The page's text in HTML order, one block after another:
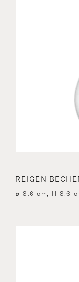
REIGEN
⌀ 8.6 cm, H 8.6